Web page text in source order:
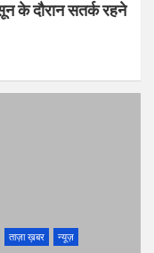
के दौरान सतर्क रहने
ताज़ा ख़बर
न्यूज़